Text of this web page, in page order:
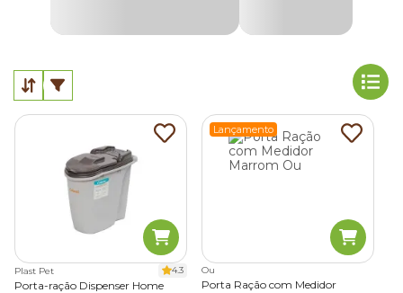
Plast Pet 4.3
Porta-ração Dispenser Home
Lançamento
Ou
Porta Ração com Medidor